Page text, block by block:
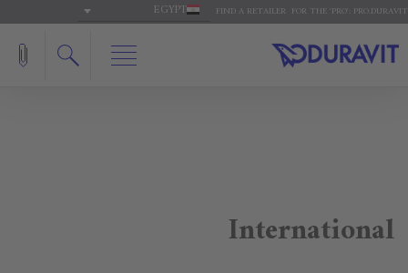
FOR THE 'PRO': PRO.DURAVIT
FIND A RETAILER
EGYPT
International